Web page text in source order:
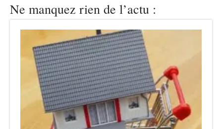
Ne manquez rien de l’actu :